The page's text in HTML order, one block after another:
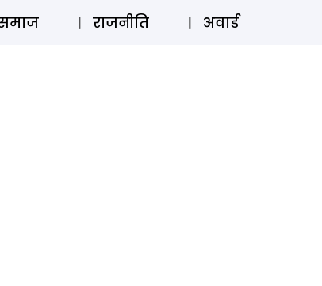
लॉग इन ⚲ SUBSCRIBE
राजनीति अवार्ड